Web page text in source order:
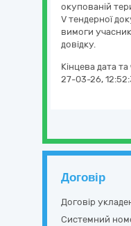
окупованій
V тендерної
вимоги
довідку.
Кінцева дата
27-03-26,
Договір
Договір
Системний